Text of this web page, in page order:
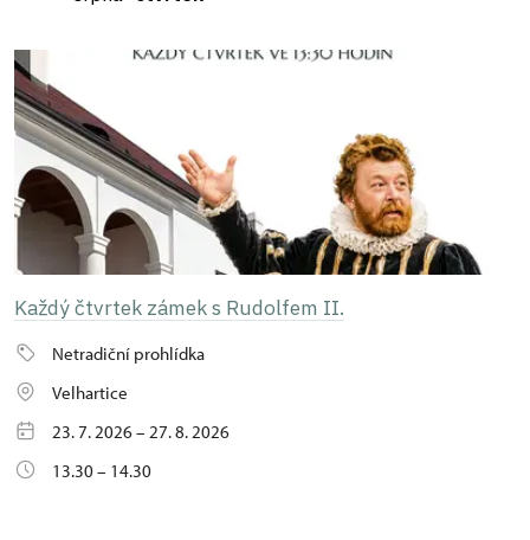
Každý čtvrtek zámek s Rudolfem II.
Netradiční prohlídka
Velhartice
23. 7. 2026 – 27. 8. 2026
13.30 – 14.30